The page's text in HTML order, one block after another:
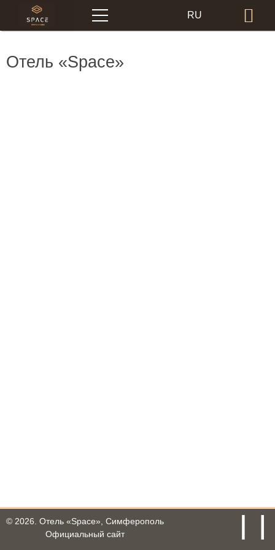
Меню RU
Отель «Space»
© 2026. Отель «Space», Симферополь
Официальный сайт